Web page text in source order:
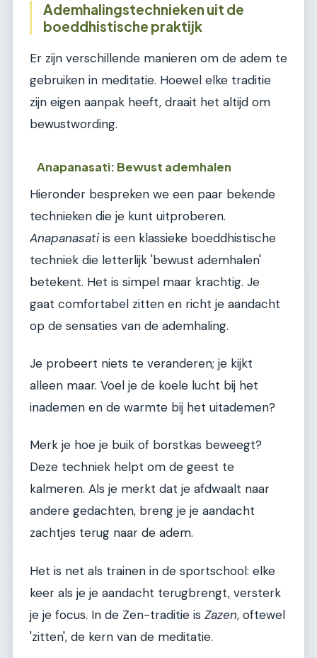
Ademhalingstechnieken uit de
boeddhistische praktijk
Er zijn verschillende manieren om de adem te
gebruiken in meditatie. Hoewel elke traditie
zijn eigen aanpak heeft, draait het altijd om
bewustwording.
Anapanasati: Bewust ademhalen
Hieronder bespreken we een paar bekende
technieken die je kunt uitproberen.
Anapanasatiis een klassieke boeddhistische
techniek die letterlijk 'bewust ademhalen'
betekent. Het is simpel maar krachtig. Je
gaat comfortabel zitten en richt je aandacht
op de sensaties van de ademhaling.
Je probeert niets te veranderen; je kijkt
alleen maar. Voel je de koele lucht bij het
inademen en de warmte bij het uitademen?
Merk je hoe je buik of borstkas beweegt?
Deze techniek helpt om de geest te
kalmeren. Als je merkt dat je afdwaalt naar
andere gedachten, breng je je aandacht
zachtjes terug naar de adem.
Het is net als trainen in de sportschool: elke
keer als je je aandacht terugbrengt, versterk
je je focus. In de Zen-traditie is Zazen, oftewel
'zitten', de kern van de meditatie.